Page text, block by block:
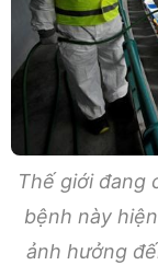
Thế giới đang
bệnh này
ảnh hưởng